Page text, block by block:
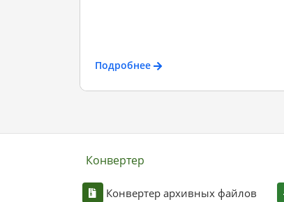
Подробнее
Конвертер
Конвертер архивных файлов